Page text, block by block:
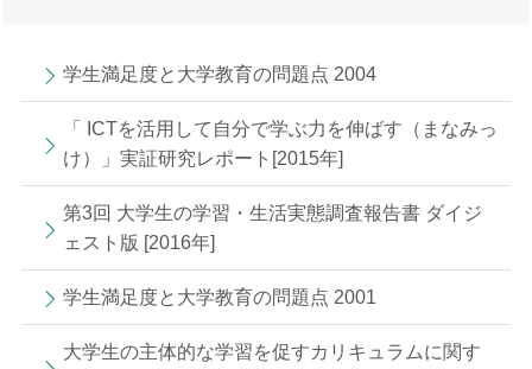
学生満足度と大学教育の問題点 2004
「 ICTを活用して自分で学ぶ力を伸ばす（まなみっ
け）」実証研究レポート[2015年]
第3回 大学生の学習・生活実態調査報告書 ダイジ
ェスト版 [2016年]
学生満足度と大学教育の問題点 2001
大学生の主体的な学習を促すカリキュラムに関す